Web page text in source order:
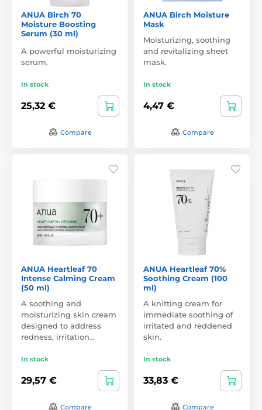
ANUA Birch 70
Moisture Boosting
Serum (30 ml)
A powerful moisturizing
serum.
In stock
25,32 €
Compare
ANUA Birch Moisture
Mask
Moisturizing, soothing
and revitalizing sheet
mask.
In stock
4,47 €
Compare
ANUA Heartleaf 70
Intense Calming Cream
(50 ml)
A soothing and
moisturizing skin cream
designed to address
redness, irritation…
In stock
29,57 €
Compare
ANUA Heartleaf 70%
Soothing Cream (100
ml)
A knitting cream for
immediate soothing of
irritated and reddened
skin.
In stock
33,83 €
Compare